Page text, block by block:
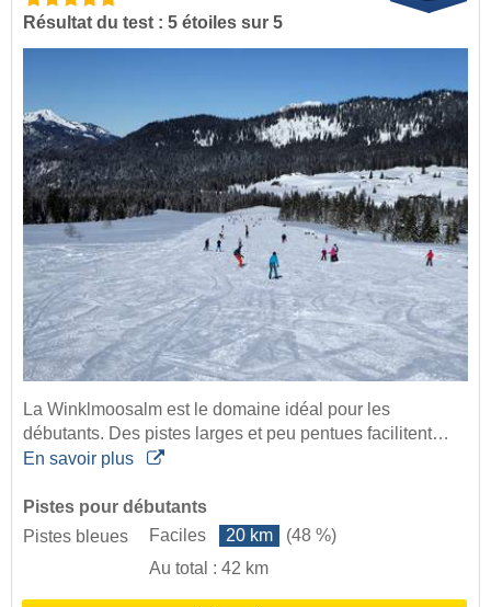
Résultat du test : 5 étoiles sur 5
La Winklmoosalm est le domaine idéal pour les
débutants. Des pistes larges et peu pentues facilitent…
En savoir plus
Pistes pour débutants
Pistes bleues
Faciles 20 km
(48 %)
Au total : 42 km